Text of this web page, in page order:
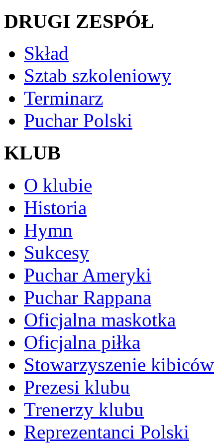
DRUGI ZESPÓŁ
Skład
Sztab szkoleniowy
Terminarz
Puchar Polski
KLUB
O klubie
Historia
Hymn
Sukcesy
Puchar Ameryki
Puchar Rappana
Oficjalna maskotka
Oficjalna piłka
Stowarzyszenie kibiców
Prezesi klubu
Trenerzy klubu
Reprezentanci Polski